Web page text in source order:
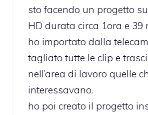
sto facendo un progetto
HD durata circa 1ora e 39
ho importato dalla
tagliato tutte le clip e
nell’area di lavoro quelle
interessavano.
ho poi creato il progetto